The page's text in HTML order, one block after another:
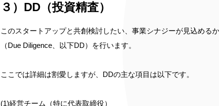
３）DD（投資精査）
このスタートアップと共創検討したい、事業シナジーが見込める
（Due Diligence、以下DD）を行います。
ここでは詳細は割愛しますが、DDの主な項目は以下です。
(1)経営チーム（特に代表取締役）